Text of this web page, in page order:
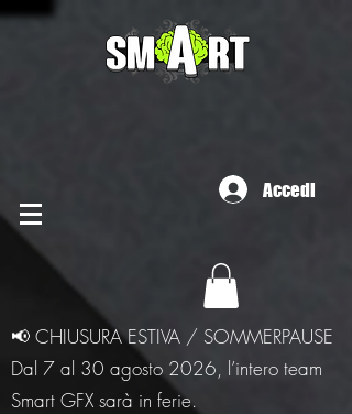
Accedi
📢 CHIUSURA ESTIVA / SOMMERPAUSE
Dal 7 al 30 agosto 2026, l’intero team
Smart GFX sarà in ferie.